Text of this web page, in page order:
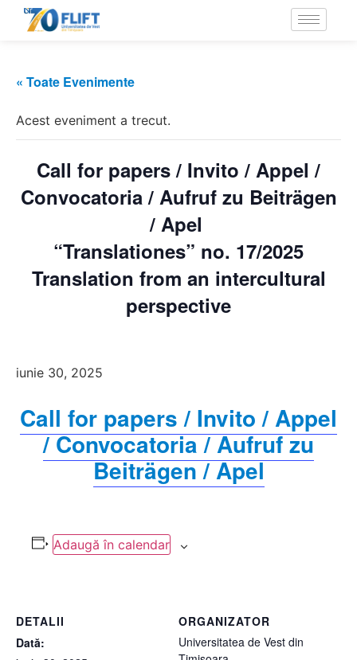
« Toate Evenimente
Acest eveniment a trecut.
Call for papers / Invito / Appel /
Convocatoria / Aufruf zu Beiträgen
/ Apel
“Translationes” no. 17/2025
Translation from an intercultural
perspective
iunie 30, 2025
Call for papers / Invito / Appel
/ Convocatoria / Aufruf zu
Beiträgen / Apel
Adaugă în calendar
DETALII
Dată:
ORGANIZATOR
Universitatea de Vest din